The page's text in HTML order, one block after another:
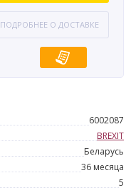
ПОДРОБНЕЕ О ДОСТАВКЕ
6002087
BREXIT
Беларусь
36 месяца
5